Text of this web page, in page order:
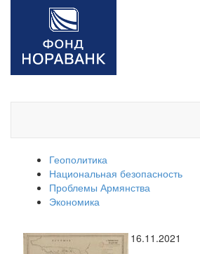
Геополитика
Национальная безопасность
Проблемы Армянства
Экономика
16.11.2021